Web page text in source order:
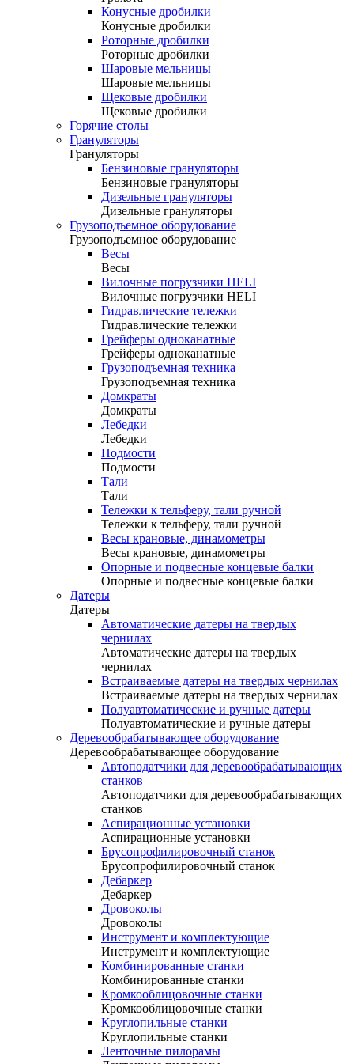
Конусные дробилки
Конусные дробилки
Роторные дробилки
Роторные дробилки
Шаровые мельницы
Шаровые мельницы
Щековые дробилки
Щековые дробилки
Горячие столы
Грануляторы
Грануляторы
Бензиновые грануляторы
Бензиновые грануляторы
Дизельные грануляторы
Дизельные грануляторы
Грузоподъемное оборудование
Грузоподъемное оборудование
Весы
Весы
Вилочные погрузчики HELI
Вилочные погрузчики HELI
Гидравлические тележки
Гидравлические тележки
Грейферы одноканатные
Грейферы одноканатные
Грузоподъемная техника
Грузоподъемная техника
Домкраты
Домкраты
Лебедки
Лебедки
Подмости
Подмости
Тали
Тали
Тележки к тельферу, тали ручной
Тележки к тельферу, тали ручной
Весы крановые, динамометры
Весы крановые, динамометры
Опорные и подвесные концевые балки
Опорные и подвесные концевые балки
Датеры
Датеры
Автоматические датеры на твердых
чернилах
Автоматические датеры на твердых
чернилах
Встраиваемые датеры на твердых чернилах
Встраиваемые датеры на твердых чернилах
Полуавтоматические и ручные датеры
Полуавтоматические и ручные датеры
Деревообрабатывающее оборудование
Деревообрабатывающее оборудование
Автоподатчики для деревообрабатывающих
станков
Автоподатчики для деревообрабатывающих
станков
Аспирационные установки
Аспирационные установки
Брусопрофилировочный станок
Брусопрофилировочный станок
Дебаркер
Дебаркер
Дровоколы
Дровоколы
Инструмент и комплектующие
Инструмент и комплектующие
Комбинированные станки
Комбинированные станки
Кромкооблицовочные станки
Кромкооблицовочные станки
Круглопильные станки
Круглопильные станки
Ленточные пилорамы